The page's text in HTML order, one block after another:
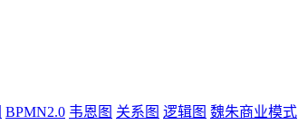
BPMN2.0 韦恩图 关系图 逻辑图 魏朱商业模式